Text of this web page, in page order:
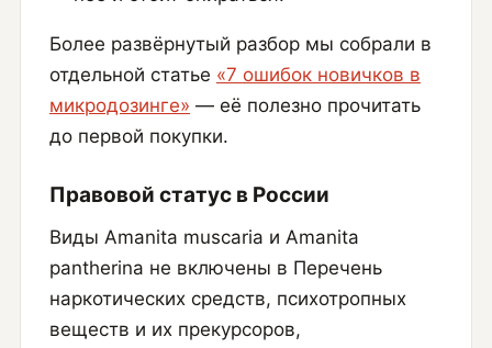
Более развёрнутый разбор мы собрали в
отдельной статье «7 ошибок новичков в
микродозинге» — её полезно прочитать
до первой покупки.
Правовой статус в России
Виды Amanita muscaria и Amanita
pantherina не включены в Перечень
наркотических средств, психотропных
веществ и их прекурсоров,